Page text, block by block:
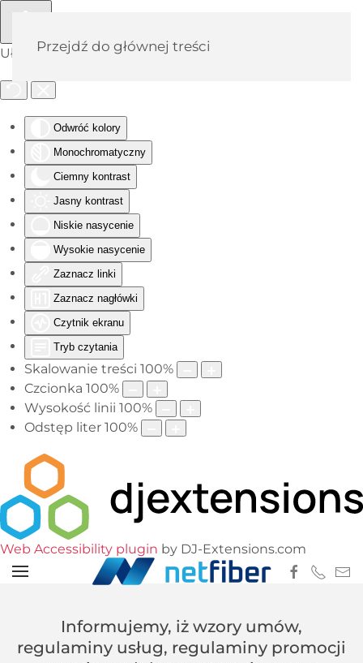
Ułatwienia dostępu
Odwróć kolory
Monochromatyczny
Ciemny kontrast
Jasny kontrast
Niskie nasycenie
Wysokie nasycenie
Zaznacz linki
Zaznacz nagłówki
Czytnik ekranu
Tryb czytania
Skalowanie treści 100%
Czcionka 100%
Wysokość linii 100%
Odstęp liter 100%
Web Accessibility plugin by DJ-Extensions.com
Przejdź do głównej treści
Informujemy, iż wzory umów,
regulaminy usług, regulaminy promocji